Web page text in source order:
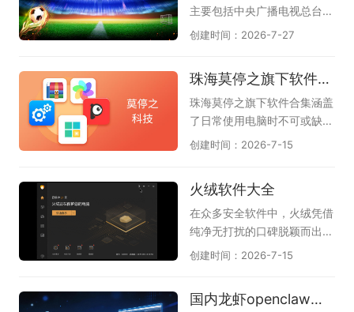
等，还可智能分析文档、图
纲，支持风格自动美化，让你
图，提升工作和学习效率，请
下载体验下，这是天极下载软
件专员精心为各位准备的，希
boardmix博思白板、Proces
nd树图。
篇写作和需要盲打的办公场
景。如今主流的电脑五笔输入
步、五笔拼音混输等新功能，
大大降低了新用户的学习门
槛，也让老用户的重码体验更
几款口碑出色的电脑五笔输入
清爽简洁的QQ五笔、大词库
的万能五笔，以及微信输入
法、百度五笔、极品五笔等实
又顺手的那一款。
主要包括中央广播电视总台
（央视）、中国移动咪咕以及
和小红书获授新媒体转播权，
上海五星体育和广东体育频道
获授电视转播权。我们不仅可
以观看实时进行的比赛，还可
赛程，让我们可以更好的观
看、了解2026世界杯。
创建时间：2026-7-27
珠海莫停之旗下软件合集
珠海莫停之旗下软件合集涵盖
了日常使用电脑时不可或缺的
几款高效工具，能一站式解决
ws优化大师帮助清理垃圾和
优化性能，让系统运行更流
畅；Win解压缩和Win看图王
让文件浏览和解压变得轻松便
和DLL系统修复工具则专门解
创建时间：2026-7-15
火绒软件大全
在众多安全软件中，火绒凭借
纯净无打扰的口碑脱颖而出。
这份火绒软件大全汇聚了火绒
畅。《火绒安全软件》作为主
创建时间：2026-7-15
国内龙虾openclaw软件合集